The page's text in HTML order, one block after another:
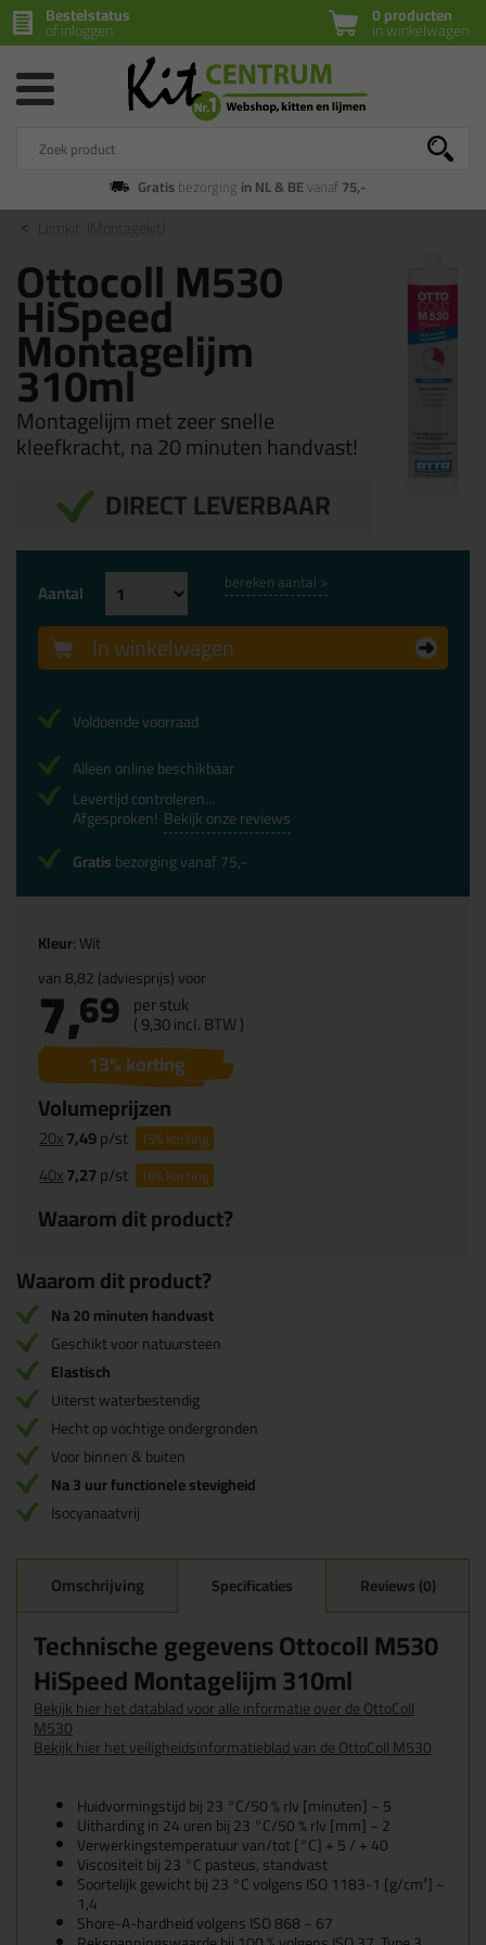
0 producten
in winkelwagen
Bestelstatus
of inloggen
Gratisbezorging in NL & BEvanaf75,-
Ottocoll M530
HiSpeed
Montagelijm
310ml
Montagelijm met zeer snelle
kleefkracht, na 20 minuten handvast!
DIRECT LEVERBAAR
Kleur: Wit
van8,82(adviesprijs) voor
7,69 per stuk
(9,30incl. BTW )
13% korting
Volumeprijzen
20x7,49p/st 15%korting
40x7,27p/st 18%korting
Waarom dit product?
Aantal bereken aantal >
In winkelwagen
Voldoende voorraad
Alleen online beschikbaar
Levertijd controleren...
Afgesproken! Bekijk onze reviews
Gratisbezorging vanaf 75,-
Waarom dit product?
Na 20 minuten handvast
Geschikt voor natuursteen
Elastisch
Uiterst waterbestendig
Hecht op vochtige ondergronden
Voor binnen & buiten
Na 3 uur functionele stevigheid
Isocyanaatvrij
Omschrijving Specificaties Reviews (0)
Technische gegevens Ottocoll M530
HiSpeed Montagelijm 310ml
Bekijk hier het datablad voor alle informatie over de OttoColl
M530
Bekijk hier het veiligheidsinformatieblad van de OttoColl M530
Huidvormingstijd bij 23 °C/50 % rlv [minuten] ~ 5
Uitharding in 24 uren bij 23 °C/50 % rlv [mm] ~ 2
Verwerkingstemperatuur van/tot [°C] + 5 / + 40
Viscositeit bij 23 °C pasteus, standvast
Soortelijk gewicht bij 23 °C volgens ISO 1183-1 [g/cm³] ~
1,4
Shore-A-hardheid volgens ISO 868 ~ 67